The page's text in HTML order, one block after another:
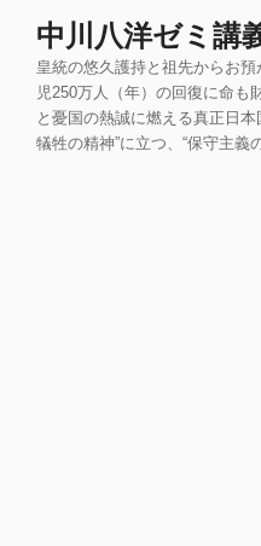
中川八洋ゼミ講
皇統の悠久護持と祖先からお
児250万人（年）の回復に命も
と憂国の熱誠に燃える真正日
犠牲の精神”に立つ、“保守主義